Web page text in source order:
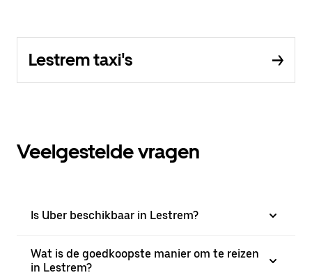
Lestrem taxi's
Veelgestelde vragen
Is Uber beschikbaar in Lestrem?
Wat is de goedkoopste manier om te reizen
in Lestrem?